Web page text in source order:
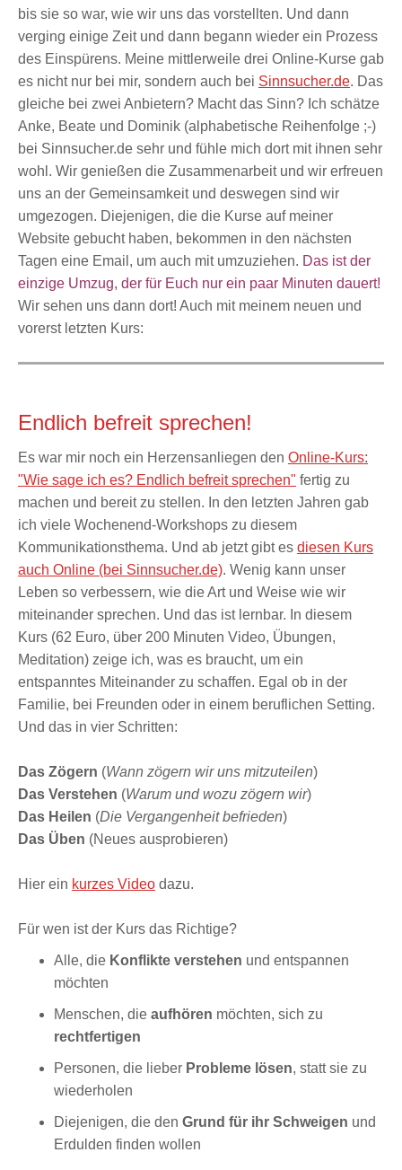
bis sie so war, wie wir uns das vorstellten. Und dann
verging einige Zeit und dann begann wieder ein Prozess
des Einspürens. Meine mittlerweile drei Online-Kurse gab
es nicht nur bei mir, sondern auch bei Sinnsucher.de. Das
gleiche bei zwei Anbietern? Macht das Sinn? Ich schätze
Anke, Beate und Dominik (alphabetische Reihenfolge ;-)
bei Sinnsucher.de sehr und fühle mich dort mit ihnen sehr
wohl. Wir genießen die Zusammenarbeit und wir erfreuen
uns an der Gemeinsamkeit und deswegen sind wir
umgezogen. Diejenigen, die die Kurse auf meiner
Website gebucht haben, bekommen in den nächsten
Tagen eine Email, um auch mit umzuziehen. Das ist der
einzige Umzug, der für Euch nur ein paar Minuten dauert!
Wir sehen uns dann dort! Auch mit meinem neuen und
vorerst letzten Kurs:
Endlich befreit sprechen!
Es war mir noch ein Herzensanliegen den Online-Kurs:
"Wie sage ich es? Endlich befreit sprechen" fertig zu
machen und bereit zu stellen. In den letzten Jahren gab
ich viele Wochenend-Workshops zu diesem
Kommunikationsthema. Und ab jetzt gibt es diesen Kurs
auch Online (bei Sinnsucher.de). Wenig kann unser
Leben so verbessern, wie die Art und Weise wie wir
miteinander sprechen. Und das ist lernbar. In diesem
Kurs (62 Euro, über 200 Minuten Video, Übungen,
Meditation) zeige ich, was es braucht, um ein
entspanntes Miteinander zu schaffen. Egal ob in der
Familie, bei Freunden oder in einem beruflichen Setting.
Und das in vier Schritten:
Das Zögern (Wann zögern wir uns mitzuteilen)
Das Verstehen (Warum und wozu zögern wir)
Das Heilen (Die Vergangenheit befrieden)
Das Üben (Neues ausprobieren)
Hier ein kurzes Video dazu.
Für wen ist der Kurs das Richtige?
Alle, die Konflikte verstehen und entspannen
möchten
Menschen, die aufhören möchten, sich zu
rechtfertigen
Personen, die lieber Probleme lösen, statt sie zu
wiederholen
Diejenigen, die den Grund für ihr Schweigen und
Erdulden finden wollen